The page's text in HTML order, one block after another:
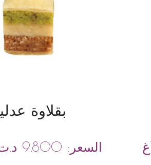
بقلاوة
السعر: 9,800